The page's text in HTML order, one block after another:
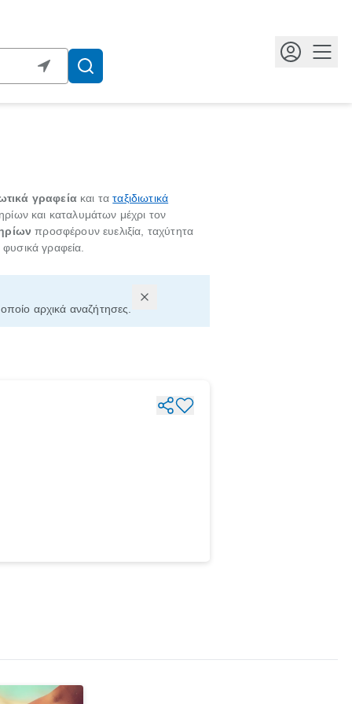
γραφείακαι ταταξιδιωτικά
και καταλυμάτων μέχρι τον
προσφέρουν ευελιξία, ταχύτητα
γραφεία.
αρχικά αναζήτησες.